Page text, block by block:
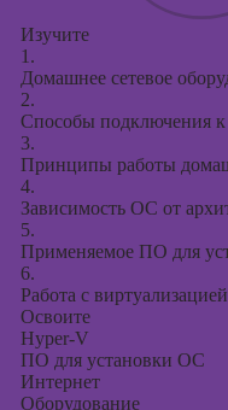
Изучите
1.
Домашнее сетевое
2.
Способы подключения к
3.
Принципы работы
4.
Зависимость ОС от
5.
Применяемое ПО для
6.
Работа с виртуализацией
Освоите
Hyper-V
ПО для установки ОС
Интернет
Оборудование